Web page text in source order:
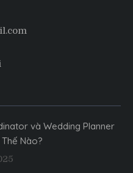
và Wedding Planner
Nào?